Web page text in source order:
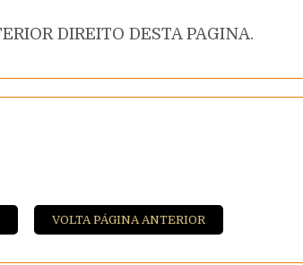
DIREITO DESTA PAGINA.
VOLTA PÁGINA ANTERIOR